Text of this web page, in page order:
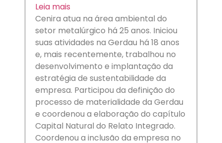
Leia mais
Cenira atua na área ambiental do
setor metalúrgico há 25 anos. Iniciou
suas atividades na Gerdau há 18 anos
e, mais recentemente, trabalhou no
desenvolvimento e implantação da
estratégia de sustentabilidade da
empresa. Participou da definição do
processo de materialidade da Gerdau
e coordenou a elaboração do capítulo
Capital Natural do Relato Integrado.
Coordenou a inclusão da empresa no